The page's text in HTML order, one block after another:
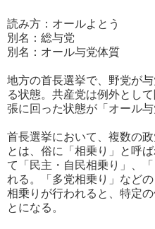
読み方：オールよとう
別名：総与党
別名：オール与党体質
地方の首長選挙で、野党が
る状態。共産党は例外とし
張に回った状態が「オール与
首長選挙において、複数の
とは、俗に「相乗り」と呼
て「民主・自民相乗り」、
れる。「多党相乗り」など
相乗りが行われると、特定
とになる。